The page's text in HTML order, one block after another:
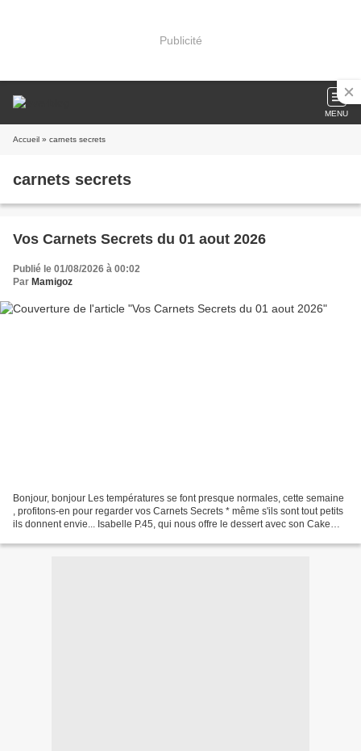
Publicité
MENU
Accueil » carnets secrets
carnets secrets
Vos Carnets Secrets du 01 aout 2026
Publié le 01/08/2026 à 00:02
Par Mamigoz
Bonjour, bonjour Les températures se font presque normales, cette semaine
, profitons-en pour regarder vos Carnets Secrets * même s'ils sont tout petits
ils donnent envie... Isabelle P.45, qui nous offre le dessert avec son Cake